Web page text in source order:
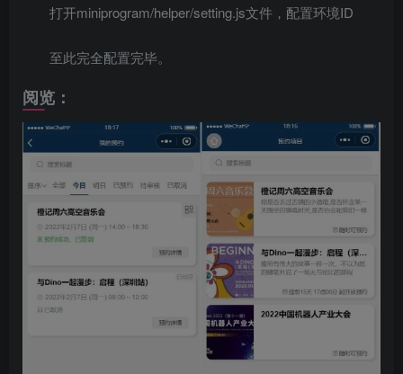
打开miniprogram/helper/setting.js文件，配置环境ID
至此完全配置完毕。
阅览：